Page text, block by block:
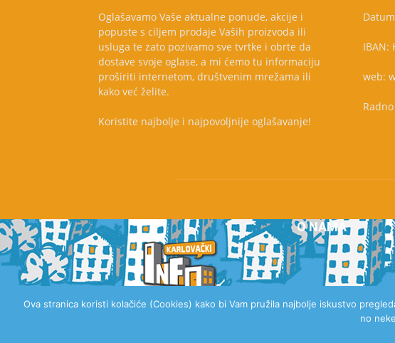
Oglašavamo Vaše aktualne ponude, akcije i
popuste s ciljem prodaje Vaših proizvoda ili
usluga te zato pozivamo sve tvrtke i obrte da
dostave svoje oglase, a mi ćemo tu informaciju
proširiti internetom, društvenim mrežama ili
kako već želite.
Koristite najbolje i najpovoljnije oglašavanje!
IBAN:
web:
O NAMA
Ova stranica koristi kolačiće (Cookies) kako bi Vam pružila najbolje iskustvo
no